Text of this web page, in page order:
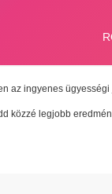
az ingyenes ügyességi
közzé legjobb